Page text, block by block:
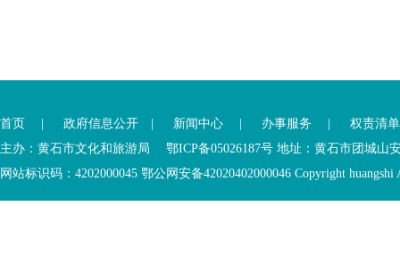
首页 政府信息公开 新闻中心 办事服务
权责清单
主办：黄石市文化和旅游局 鄂ICP备05026187号 地址：黄石市团城山
网站标识码：4202000045 鄂公网安备42020402000046 Copyright huangshi